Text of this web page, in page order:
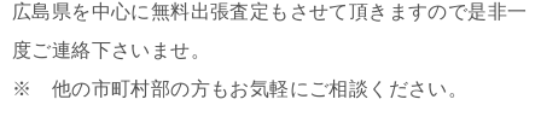
広島県を中心に無料出張査定もさせて頂きますので是非一
度ご連絡下さいませ。
※ 他の市町村部の方もお気軽にご相談ください。